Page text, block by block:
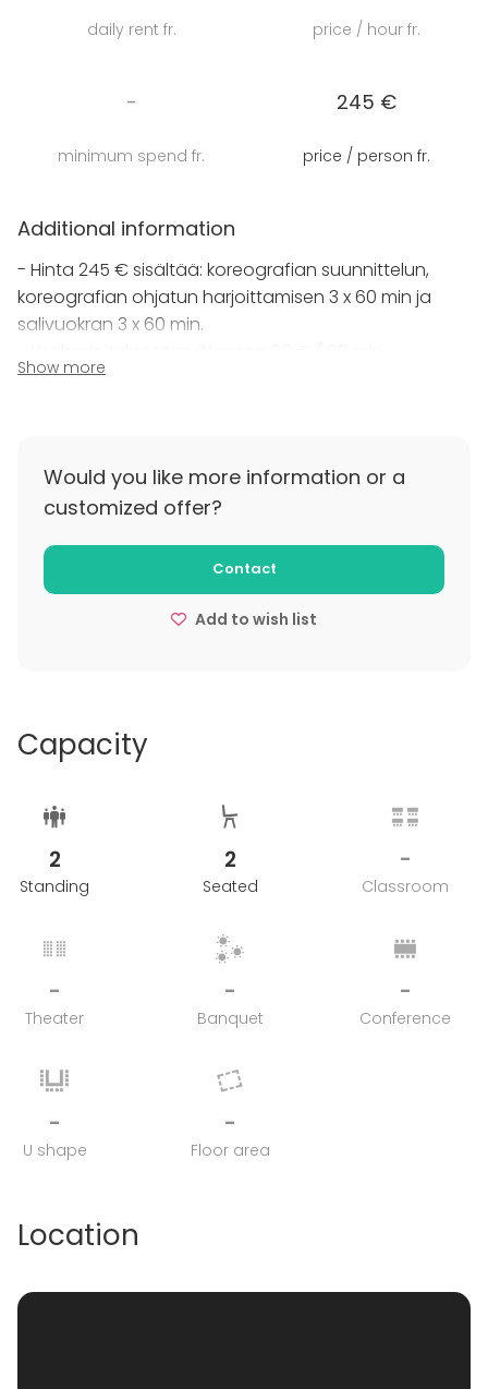
yksityiskäyttöön
daily rent fr. price / hour fr.
-
minimum spend fr.
245 €
price / person fr.
Additional information
- Hinta 245 € sisältää: koreografian suunnittelun,
koreografian ohjatun harjoittamisen 3 x 60 min ja
salivuokran 3 x 60 min.
- Ota yhteyttä hyvissä ajoin ennen suunniteltua
Show more
Would you like more information or a
customized offer?
Contact
Add to wish list
Capacity
2
Standing
2
Seated
-
Classroom
-
Theater
-
Banquet
-
Conference
-
U shape
-
Floor area
Location